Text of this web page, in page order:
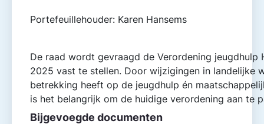
Portefeuillehouder: Karen Hansems
De raad wordt gevraagd de Verordening jeugdhulp
2025 vast te stellen. Door wijzigingen in landelijke
betrekking heeft op de jeugdhulp én
is het belangrijk om de huidige verordening aan te
Bijgevoegde documenten